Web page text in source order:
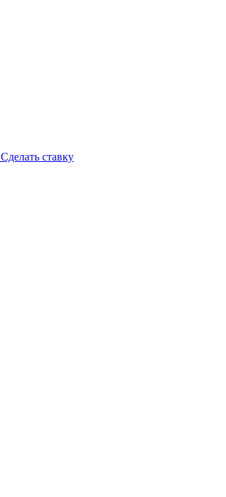
Сделать ставку